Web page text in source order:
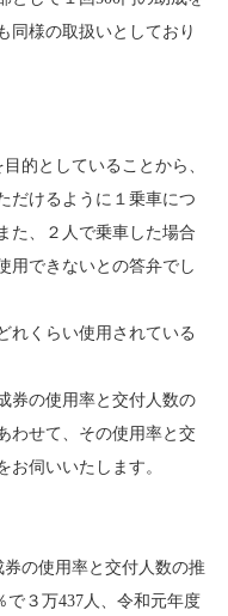
同様の取扱いとしており
的としていることから、
だけるように１乗車につ
た、２人で乗車した場合
用できないとの答弁でし
れくらい使用されている
券の使用率と交付人数の
わせて、その使用率と交
伺いいたします。
の使用率と交付人数の推
で３万437人、令和元年度